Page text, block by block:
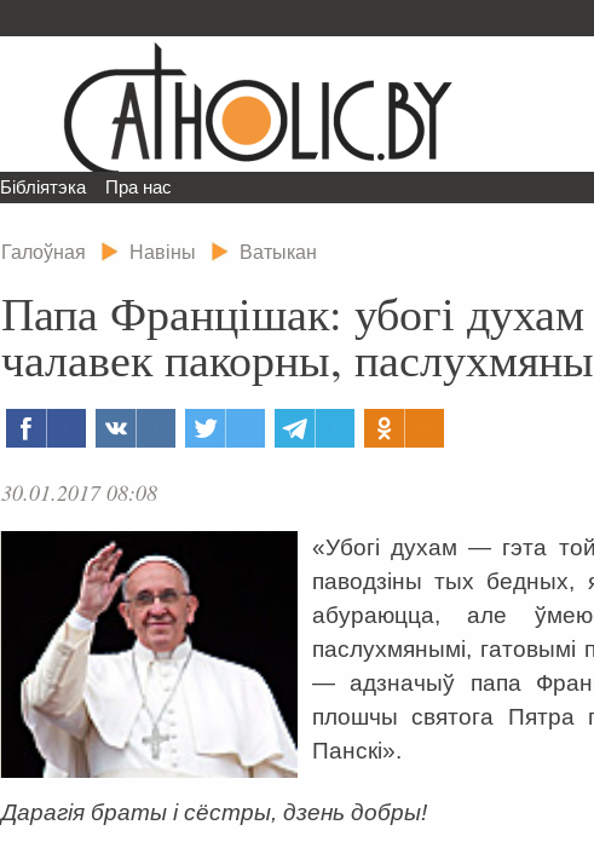
Бібліятэка Пра нас
Галоўная Навіны Ватыкан
Папа Францішак: убогі
чалавек пакорны,
30.01.2017 08:08
«Убогі духам — гэта
паводзіны тых бедных,
абураюцца, але
паслухмянымі,
— адзначыў папа
плошчы святога Пятра
Панскі».
Дарагія браты і сёстры, дзень добры!